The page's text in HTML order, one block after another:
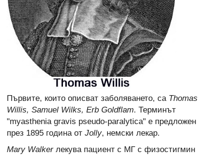
Първите, които описват заболяването, са Thomas
Willis, Samuel Wilks, Erb Goldflam. Терминът
"myasthenia gravis pseudo-paralytica" е предложен
през 1895 година от Jolly, немски лекар.
Mary Walkerлекува пациент с МГ с физостигмин